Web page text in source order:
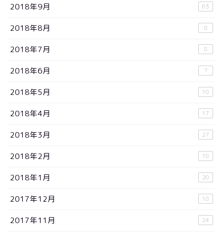
2018年9月 63
2018年8月 8
2018年7月 8
2018年6月 7
2018年5月 10
2018年4月 17
2018年3月 27
2018年2月 18
2018年1月 20
2017年12月 18
2017年11月 24